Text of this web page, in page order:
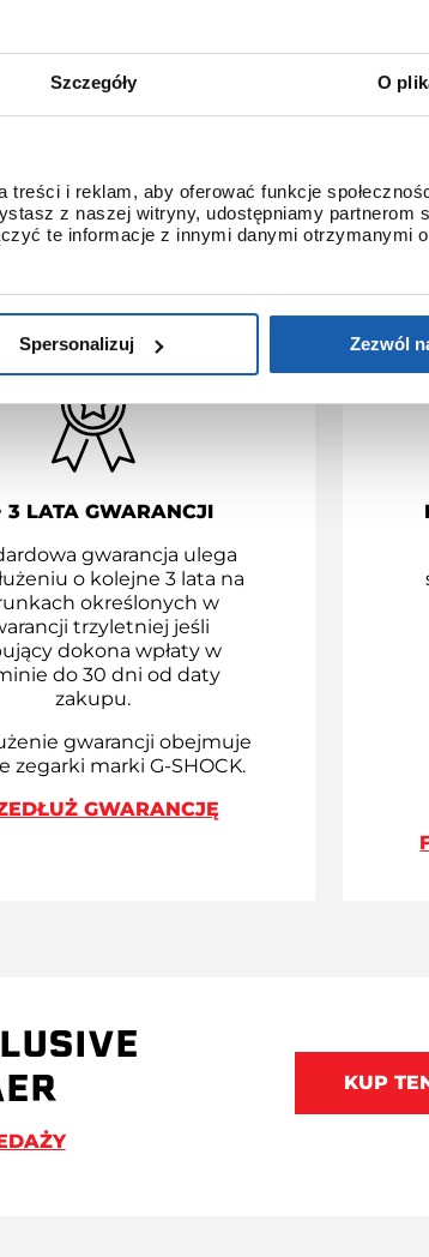
Szczegóły O
i reklam, aby oferować funkcje
z naszej witryny, udostępniamy partnerom
te informacje z innymi danymi otrzymanymi
Spersonalizuj Zezwól
Z ZAKUPÓW
GRUPY ZIBI S.A.
3 LATA GWARANCJI
gwarancja ulega
o kolejne 3 lata na
określonych w
trzyletniej jeśli
dokona wpłaty w
do 30 dni od daty
zakupu.
gwarancji obejmuje
zegarki marki G-SHOCK.
GWARANCJĘ
KUP